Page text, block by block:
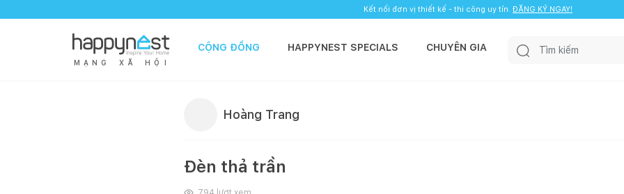
Kết nối đơn vị thiết kế - thi công uy tín. ĐĂNG KÝ NGAY!
M Ạ N G X Ã H Ộ I
CỘNG ĐỒNG HAPPYNEST SPECIALS CHUYÊN GIA
Hoàng Trang
Đèn thả trần